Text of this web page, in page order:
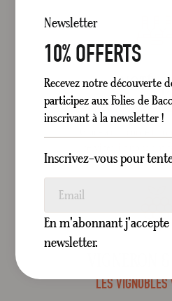
NOTÉ
APPROUVÉ PAR + DE
Pourquoi pas
LES
Newsletter
10% OFFERTS
Recevez notre découverte
participez aux Folies de
inscrivant à la newsletter !
Inscrivez-vous pour
En m'abonnant
newsletter.